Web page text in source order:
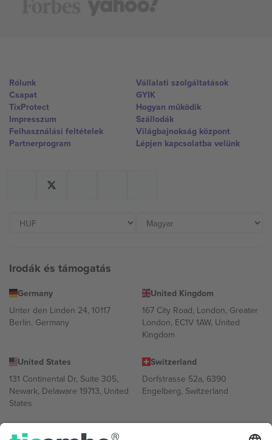
Rólunk
Csapat
TixProtect
Impresszum
Felhasználási feltételek
Partnerprogram
Vállalati szolgáltatások
GYIK
Hogyan működik
Szállodák
Világbajnokság központ
Lépjen kapcsolatba velünk
Irodák és támogatás
Germany
Unter den Linden 24, 10117
Berlin, Germany
United Kingdom
167 City Road, London, Greater
London, EC1V 1AW, United
Kingdom
United States
131 Continental Dr, Suite 305,
Newark, Delaware 19713, United
States
Switzerland
Dorfstrasse 52a, 6390
Engelberg, Switzerland
Bulgaria